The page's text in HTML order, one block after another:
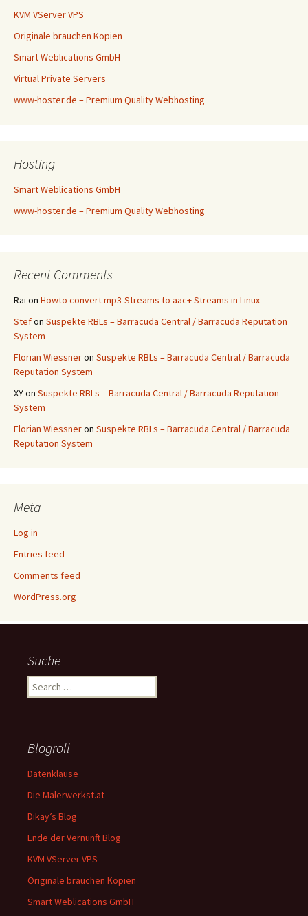
KVM VServer VPS
Originale brauchen Kopien
Smart Weblications GmbH
Virtual Private Servers
www-hoster.de – Premium Quality Webhosting
Hosting
Smart Weblications GmbH
www-hoster.de – Premium Quality Webhosting
Recent Comments
Rai on Howto convert mp3-Streams to aac+ Streams in Linux
Stefon Suspekte RBLs – Barracuda Central / Barracuda Reputation
System
Florian Wiessneron Suspekte RBLs – Barracuda Central / Barracuda
Reputation System
XYon Suspekte RBLs – Barracuda Central / Barracuda Reputation
System
Florian Wiessneron Suspekte RBLs – Barracuda Central / Barracuda
Reputation System
Meta
Log in
Entries feed
Comments feed
WordPress.org
Suche
Search
for:
Blogroll
Datenklause
Die Malerwerkst.at
Dikay’s Blog
Ende der Vernunft Blog
KVM VServer VPS
Originale brauchen Kopien
Smart Weblications GmbH